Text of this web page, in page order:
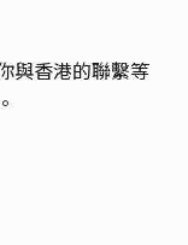
與香港的聯繫等